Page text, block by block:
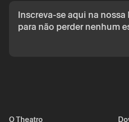
Inscreva-se aqui na nossa
para não perder nenhum
O Theatro